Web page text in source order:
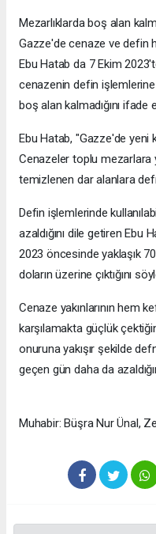
Mezarlıklarda boş alan
Gazze'de cenaze ve defin
Ebu Hatab da 7 Ekim
cenazenin defin işlemlerine
boş alan kalmadığını ifade
Ebu Hatab, "Gazze'de yeni
Cenazeler toplu mezarlara
temizlenen dar alanlara
Defin işlemlerinde
azaldığını dile getiren Ebu
2023 öncesinde yaklaşık
doların üzerine çıktığını
Cenaze yakınlarının hem
karşılamakta güçlük
onuruna yakışır şekilde
geçen gün daha da
Muhabir: Büşra Nur Ünal,